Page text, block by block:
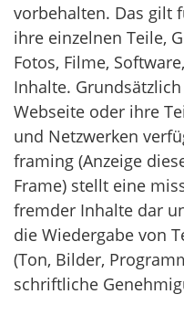
vorbehalten. Das gilt
ihre einzelnen Teile,
Fotos, Filme,
Inhalte.
Webseite oder ihre
und Netzwerken
framing (Anzeige
Frame) stellt eine
fremder Inhalte dar
die Wiedergabe von
(Ton, Bilder,
schriftliche